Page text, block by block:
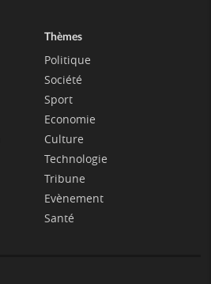
Thèmes
Politique
Société
Sport
Economie
Culture
Technologie
Tribune
Evènement
Santé